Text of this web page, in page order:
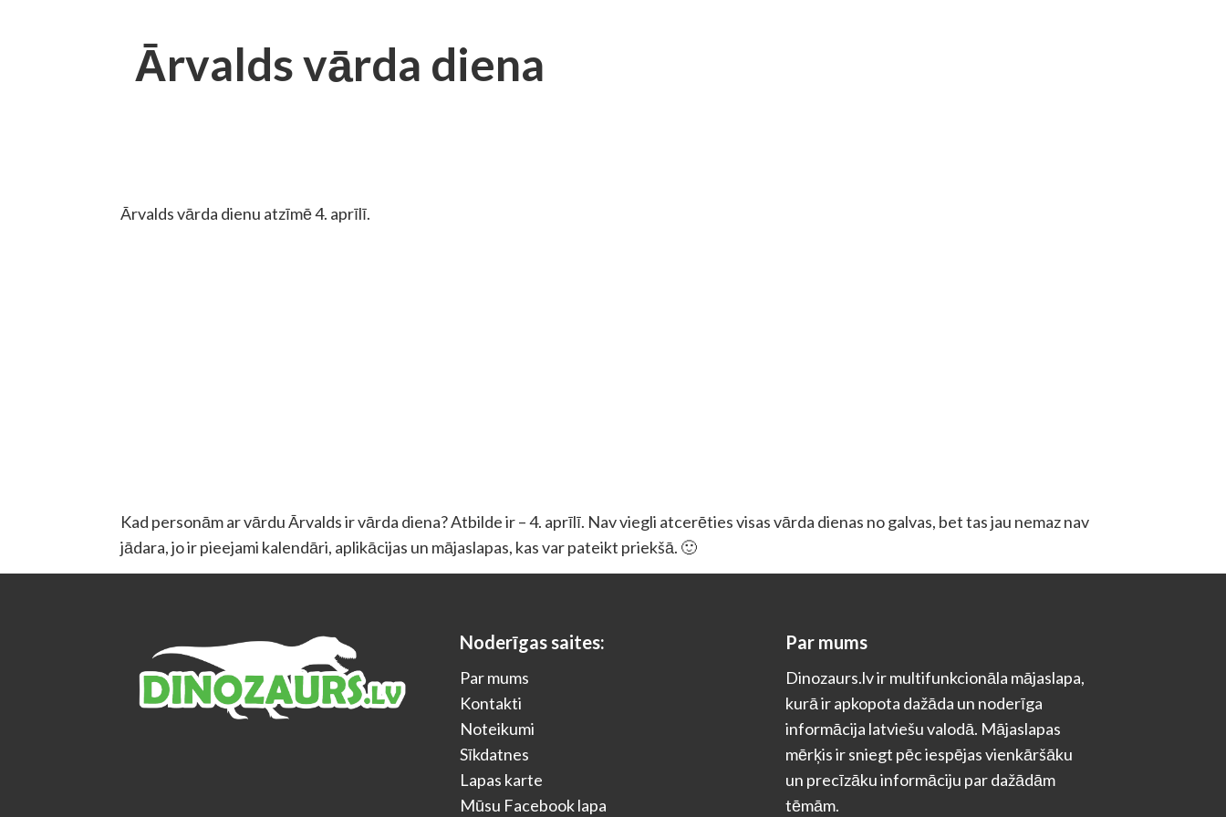
Ārvalds vārda diena
Ārvalds vārda dienu atzīmē 4. aprīlī.
Kad personām ar vārdu Ārvalds ir vārda diena? Atbilde ir – 4. aprīlī. Nav viegli atcerēties visas vārda dienas no galvas, bet tas jau nemaz nav
jādara, jo ir pieejami kalendāri, aplikācijas un mājaslapas, kas var pateikt priekšā. 🙂
Noderīgas saites:
Par mums
Kontakti
Noteikumi
Sīkdatnes
Lapas karte
Mūsu Facebook lapa
Par mums
Dinozaurs.lv ir multifunkcionāla mājaslapa,
kurā ir apkopota dažāda un noderīga
informācija latviešu valodā. Mājaslapas
mērķis ir sniegt pēc iespējas vienkāršāku
un precīzāku informāciju par dažādām
tēmām.